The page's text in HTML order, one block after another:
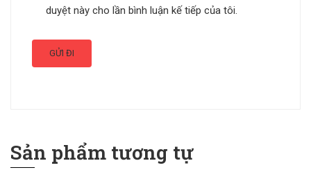
duyệt này cho lần bình luận kế tiếp của tôi.
Sản phẩm tương tự